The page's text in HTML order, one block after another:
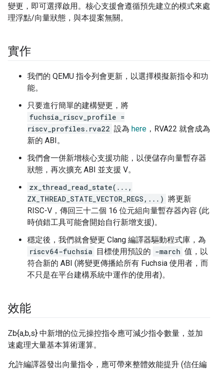
變更，即可選擇啟用。核心支援會遵循預先建立的模式來處
理浮點/向量狀態，與本提案無關。
實作
我們的 QEMU 指令列會更新，以選擇模擬新指令和功
能。
只要進行簡單的建構變更，將
fuchsia_riscv_profile =
riscv_profiles.rva22 設為 here ，RVA22 就會成為
新的 ABI。
我們會一併新增核心支援功能，以便儲存向量暫存器
狀態，再次擴充 ABI 並支援 V。
zx_thread_read_state(...,
ZX_THREAD_STATE_VECTOR_REGS,...) 將更新
RISC-V，傳回三十二個 16 位元組向量暫存器內容 (此
時偵錯工具可能會開始自行新增支援)。
穩定後，我們就會變更 Clang 編譯器驅動程式庫，為
riscv64-fuchsia 目標使用預設的 -march 值，以
符合新的 ABI (將變更傳播給所有 Fuchsia 使用者，而
不只是在平台建構系統中運作的使用者)。
效能
Zb{a,b,s} 中新增的位元操控指令應可減少指令數量，並加
速處理大量基本算術運算。
允許編譯器發出向量指令，應可帶來整體效能提升 (信任編